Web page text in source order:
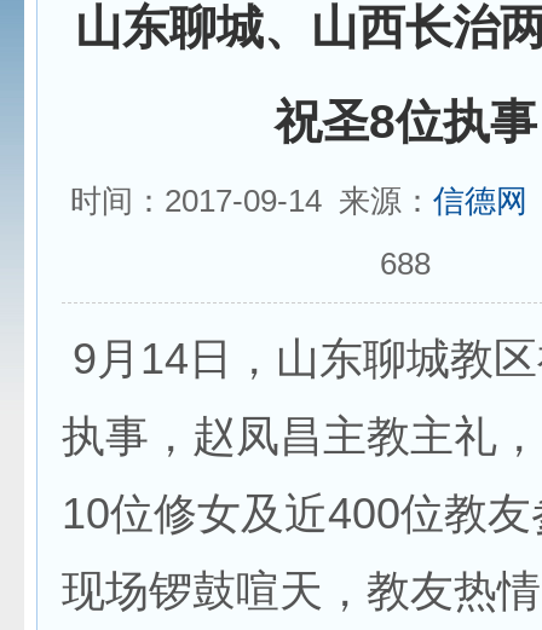
山东聊城、山西长治
祝圣8位执事
时间：2017-09-14 来源： 信德网
688
9月14日，山东聊城教
执事，赵凤昌主教主礼
10位修女及近400位教
现场锣鼓喧天，教友热